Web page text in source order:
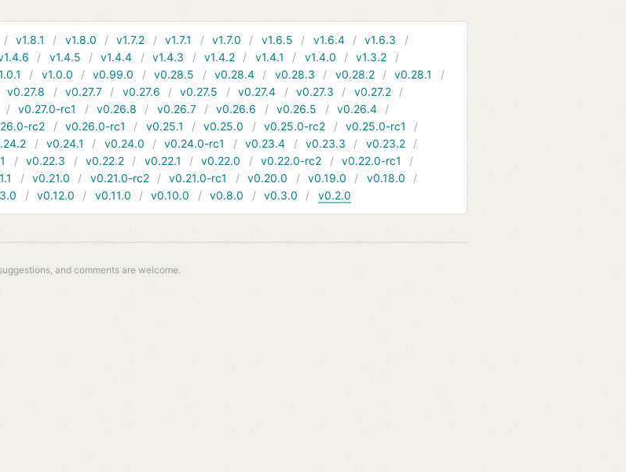
v1.8.1 v1.8.0 v1.7.2 v1.7.1 v1.7.0 v1.6.5 v1.6.4
v1.6.3
v1.4.5 v1.4.4 v1.4.3 v1.4.2 v1.4.1 v1.4.0
v1.3.2
v1.0.0 v0.99.0 v0.28.5 v0.28.4 v0.28.3 v0.28.2
v0.28.1
v0.27.8 v0.27.7 v0.27.6 v0.27.5 v0.27.4 v0.27.3
v0.27.2
v0.27.0-rc1 v0.26.8 v0.26.7 v0.26.6 v0.26.5
v0.26.4
rc2 v0.26.0-rc1 v0.25.1 v0.25.0 v0.25.0-rc2
v0.25.0-rc1
v0.24.1 v0.24.0 v0.24.0-rc1 v0.23.4 v0.23.3
v0.23.2
v0.22.3 v0.22.2 v0.22.1 v0.22.0 v0.22.0-rc2
v0.22.0-rc1
v0.21.0 v0.21.0-rc2 v0.21.0-rc1 v0.20.0 v0.19.0
v0.18.0
v0.12.0 v0.11.0 v0.10.0 v0.8.0 v0.3.0 v0.2.0
and comments are welcome.